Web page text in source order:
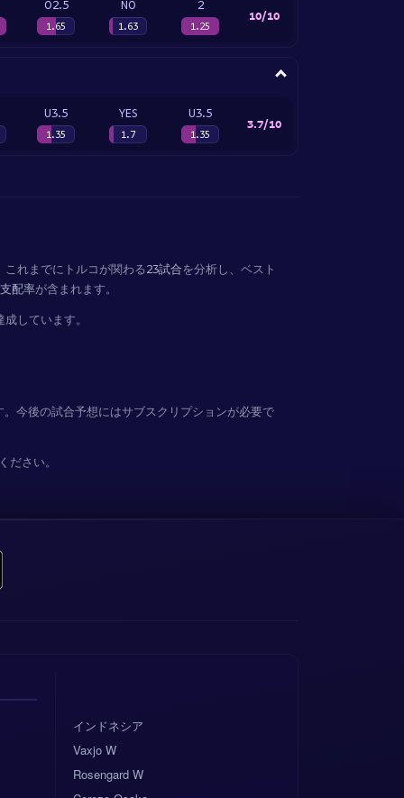
O2.5
1.65
NO
1.63
2
1.25
10/10
U3.5
1.35
YES
1.7
U3.5
1.35
3.7/10
れまでにトルコが関わる23試合を分析し、ベスト
配率が含まれます。
成しています。
今後の試合予想にはサブスクリプションが必要で
ださい。
インドネシア
Vaxjo W
Rosengard W